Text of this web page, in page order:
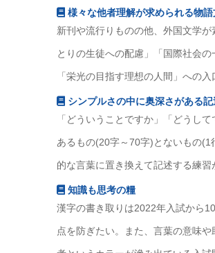
様々な他者理解が求められる物語
新刊や流行りものの他、外国文学
とりの生徒への配慮」「国際社会
「栄光の目指す理想の人間」への
シンプルさの中に奥深さがある記
「どういうことですか」「どうし
あるもの(20字～70字)とないもの
的な言葉に置き換えて記述する練習
知識も思考の糧
漢字の書き取りは2022年入試から
点を防ぎたい。また、言葉の意味